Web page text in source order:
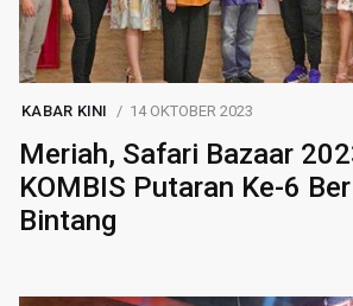
KABAR KINI 14 OKTOBER 2023
Meriah, Safari Bazaar
KOMBIS Putaran Ke-6
Bintang